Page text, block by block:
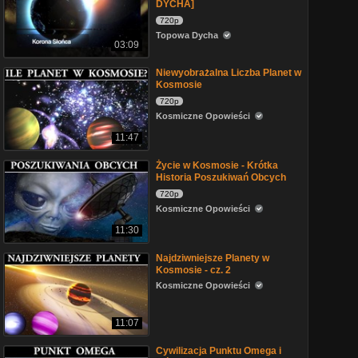
03:09
DYCHA]
720p
Topowa Dycha
11:47
Niewyobrażalna Liczba Planet w
Kosmosie
720p
Kosmiczne Opowieści
11:30
Życie w Kosmosie - Krótka
Historia Poszukiwań Obcych
720p
Kosmiczne Opowieści
11:07
Najdziwniejsze Planety w
Kosmosie - cz. 2
Kosmiczne Opowieści
Cywilizacja Punktu Omega i